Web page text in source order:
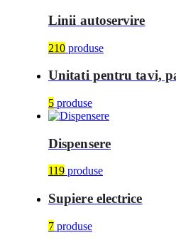
Linii autoservire
210 produse
Unitati pentru tavi,
5 produse
Dispensere
119 produse
Supiere electrice
7 produse